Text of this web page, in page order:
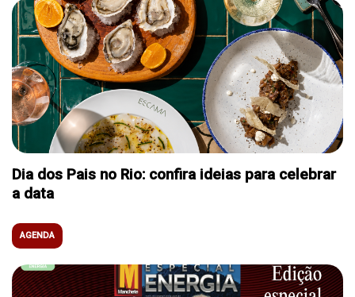
Dia dos Pais no Rio: confira ideias para celebrar
a data
AGENDA